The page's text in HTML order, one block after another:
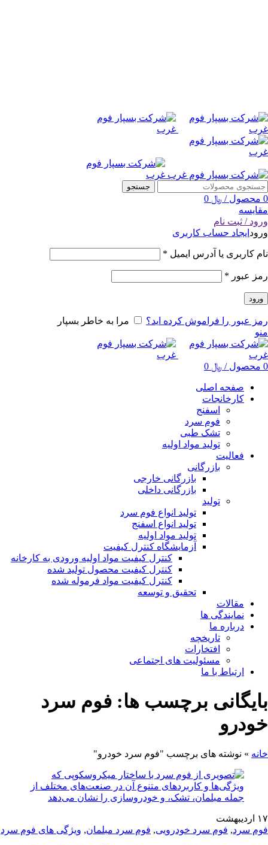
جستجو
0 محصول / ﷼
مقایسه
ورود / ثبت نام
ورود ایجاد حساب کاربری
نام کاربری یا آدرس ایمیل *
رمز عبور *
ورود
رمز عبور را فراموش کرده اید؟
مرا به خاطر بسپار
منو
0 محصول / ﷼
صفحه اصلی
کارخانجات
اسفنج
فوم سرد
تشک طبی
تولید مواد اولیه
فعالیت
بازرگانی
بازرگانی خارجی
بازرگانی داخلی
تولید
تولید انواع فوم سرد
تولید انواع اسفنج
تولید مواد اولیه
آزمایشگاه کنترل کیفیت
کنترل کیفیت مواد اولیه ورودی به کارخانه
کنترل کیفیت محصول تولید شده
کنترل کیفیت مواد فرموله شده
تحقیق و توسعه
مقالات
نمایندگی ها
درباره ما
تاریخچه
افتخارات
مسئولیت های اجتماعی
ارتباط با ما
بایگانی برچسب ها: فوم سرد
خودرو
خانه » نوشته های برچسب "فوم سرد خودرو"
۱۷
اردیبهشت
فوم سرد, فوم سرد خودرویی, فوم سرد مبلمان, ویژگی های فوم سرد